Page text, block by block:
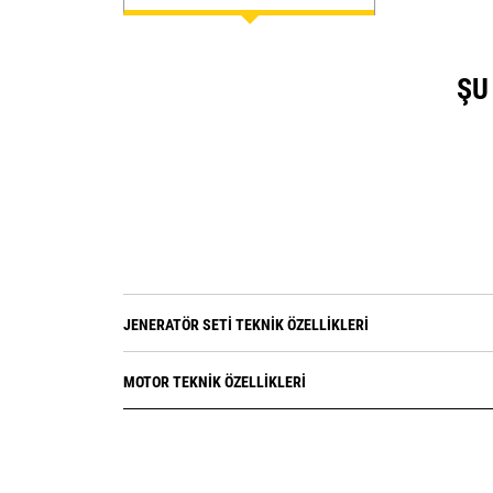
JENERATÖR SETI TEKNIK ÖZELLIKLERI
MOTOR TEKNIK ÖZELLIKLERI